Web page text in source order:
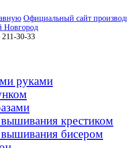
Официальный сайт
30-33
руками
крестиком
бисером